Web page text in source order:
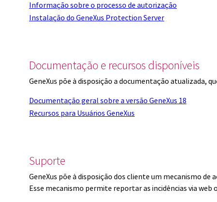
Informação sobre o processo de autorização
Instalação do GeneXus Protection Server
Documentação e recursos disponíveis
GeneXus põe à disposição a documentação atualizada,
Documentação geral sobre a versão GeneXus 18
Recursos para Usuários GeneXus
Suporte
GeneXus põe à disposição dos cliente um mecanismo de
Esse mecanismo permite reportar as incidências via